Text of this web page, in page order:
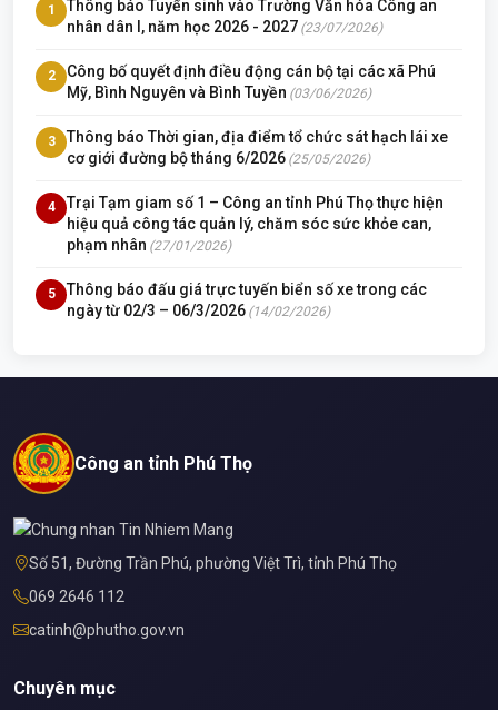
1
Thông báo Tuyển sinh vào Trường Văn hóa Công an
nhân dân I, năm học 2026 - 2027 (23/07/2026)
2
Công bố quyết định điều động cán bộ tại các xã Phú
Mỹ, Bình Nguyên và Bình Tuyền (03/06/2026)
3
Thông báo Thời gian, địa điểm tổ chức sát hạch lái xe
cơ giới đường bộ tháng 6/2026 (25/05/2026)
4
Trại Tạm giam số 1 – Công an tỉnh Phú Thọ thực hiện
hiệu quả công tác quản lý, chăm sóc sức khỏe can,
phạm nhân (27/01/2026)
5
Thông báo đấu giá trực tuyến biển số xe trong các
ngày từ 02/3 – 06/3/2026 (14/02/2026)
Công an tỉnh Phú Thọ
Số 51, Đường Trần Phú, phường Việt Trì, tỉnh Phú Thọ
069 2646 112
catinh@phutho.gov.vn
Chuyên mục